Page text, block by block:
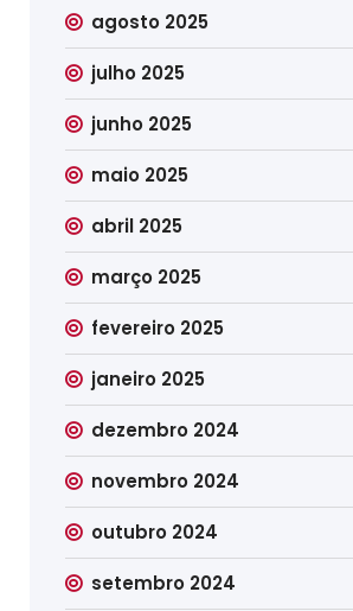
agosto 2025
julho 2025
junho 2025
maio 2025
abril 2025
março 2025
fevereiro 2025
janeiro 2025
dezembro 2024
novembro 2024
outubro 2024
setembro 2024